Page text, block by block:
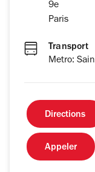
9e
Paris
Transport
Metro:
Directions
Appeler